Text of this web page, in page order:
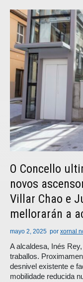
O Concello
novos
Villar Chao e
mellorarán a
mayo 2, 2025 por xornal
A alcaldesa, Inés
traballos.
desnivel existente e
mobilidade reducida